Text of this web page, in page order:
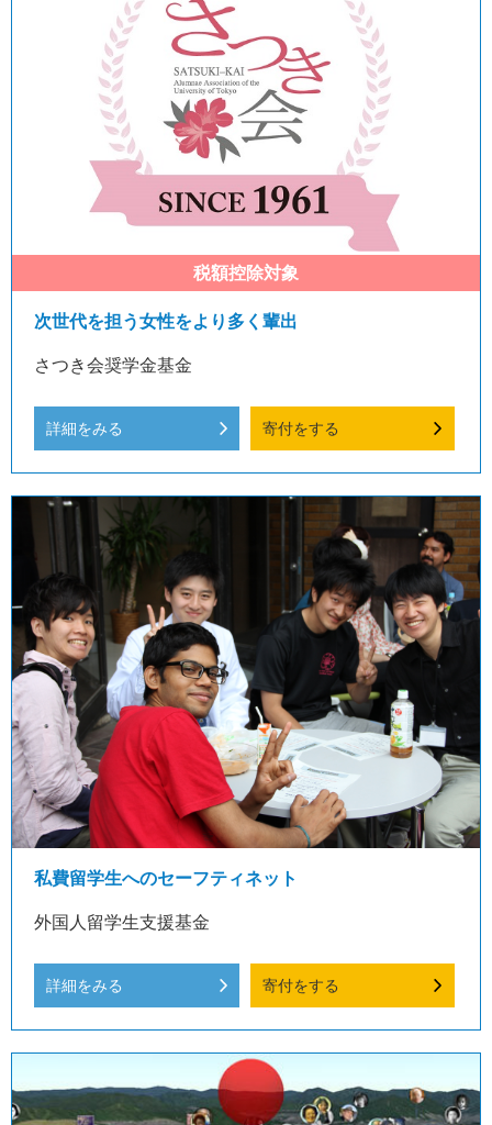
次世代を担う女性をより多く輩出
さつき会奨学金基金
詳細をみる 寄付をする
私費留学生へのセーフティネット
外国人留学生支援基金
詳細をみる 寄付をする